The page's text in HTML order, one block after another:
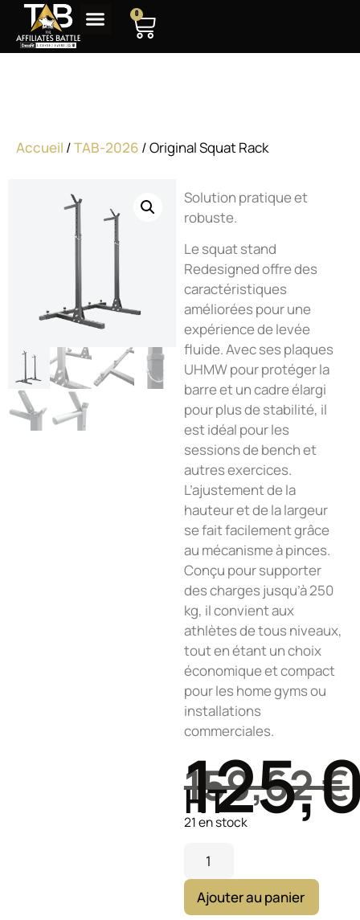
0
Original Squat Rack
Accueil /TAB-2026 / Original Squat Rack
Solution pratique et
robuste.
Le squat stand
Redesigned offre des
caractéristiques
améliorées pour une
expérience de levée
fluide. Avec ses plaques
UHMW pour protéger la
barre et un cadre élargi
pour plus de stabilité, il
est idéal pour les
sessions de bench et
autres exercices.
L’ajustement de la
hauteur et de la largeur
se fait facilement grâce
au mécanisme à pinces.
Conçu pour supporter
des charges jusqu’à 250
kg, il convient aux
athlètes de tous niveaux,
tout en étant un choix
économique et compact
pour les home gyms ou
installations
commerciales.
159,62€
HT
21 en stock
Ajouter au panier